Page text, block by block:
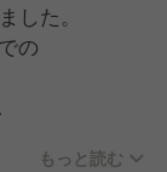
した。
の
もっと読む